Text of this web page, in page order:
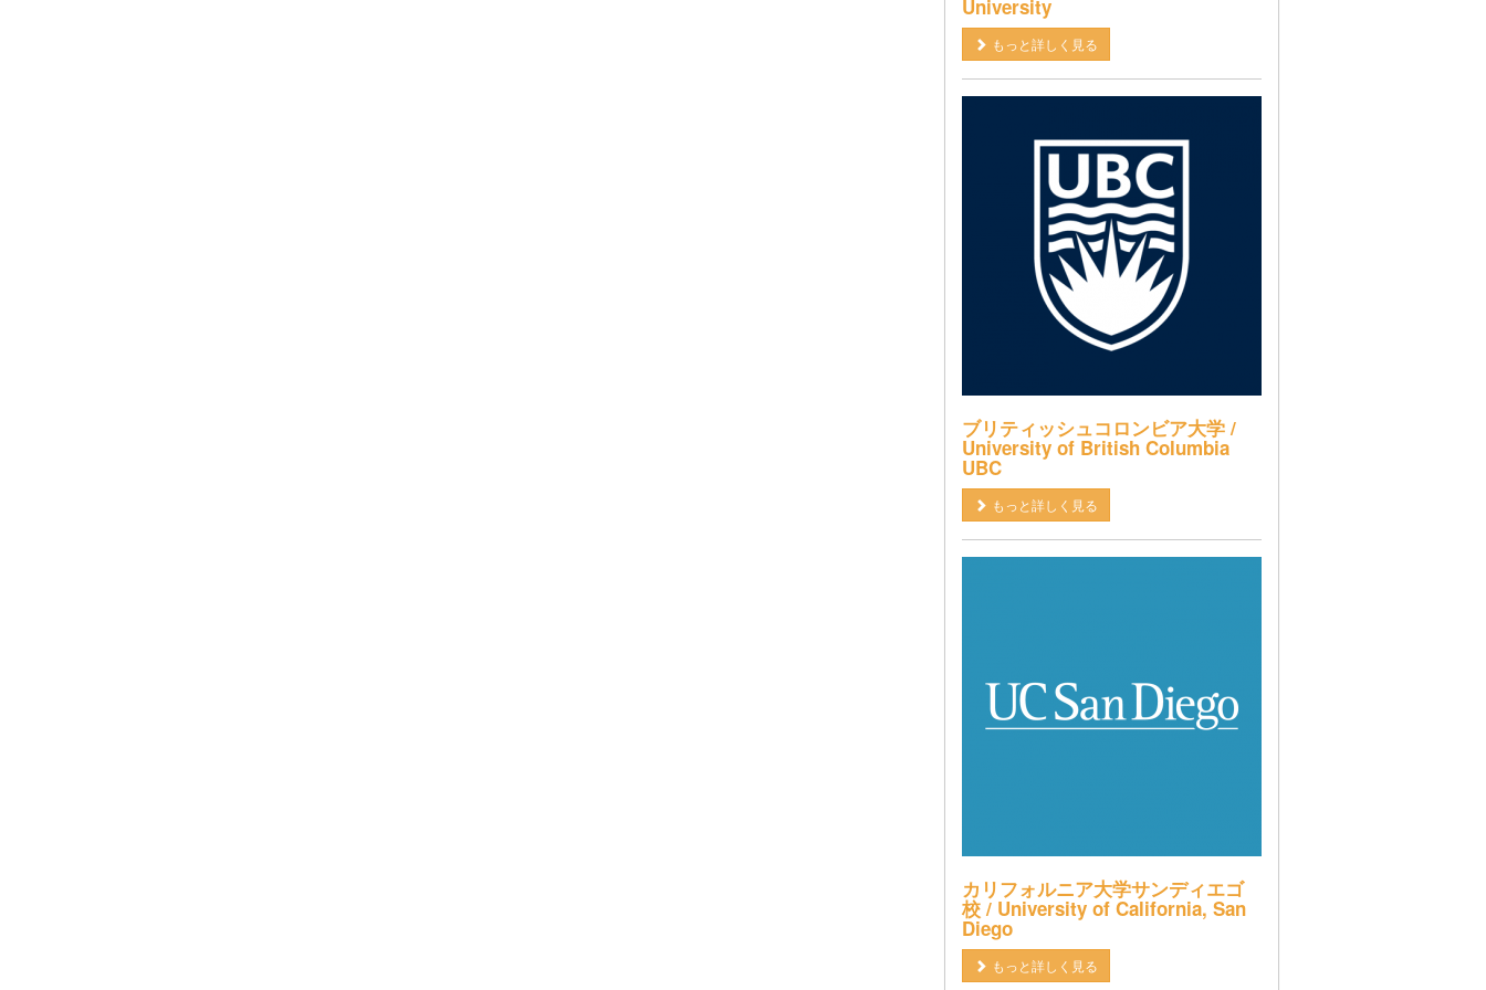
University
もっと詳しく見る
ブリティッシュコロンビア大学 /
University of British Columbia
UBC
もっと詳しく見る
カリフォルニア大学サンディエゴ
校 / University of California, San
Diego
もっと詳しく見る